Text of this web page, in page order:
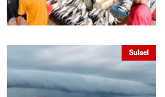
Sulsel